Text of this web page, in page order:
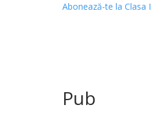
Abonează-te la Clasa I
Pub